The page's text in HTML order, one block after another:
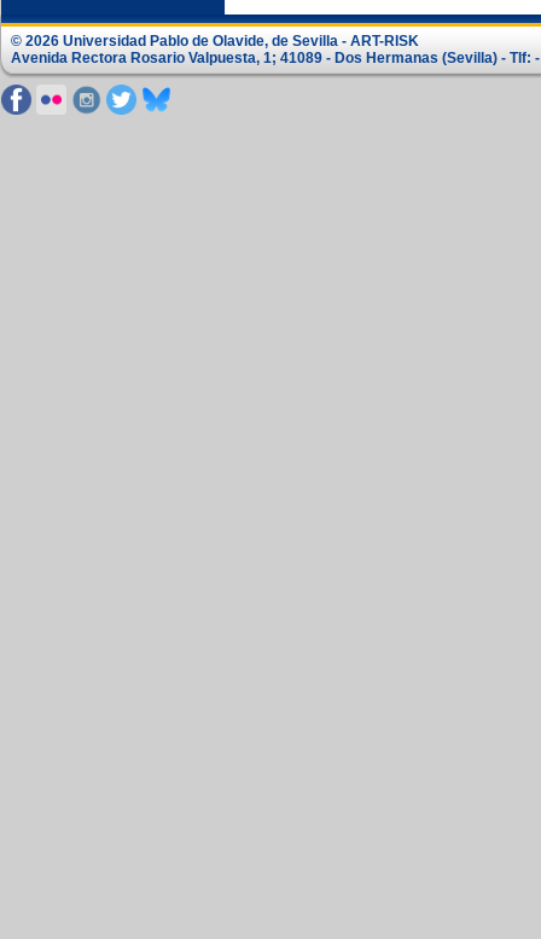
© 2026 Universidad Pablo de Olavide, de Sevilla - ART-RISK
Avenida Rectora Rosario Valpuesta, 1; 41089 - Dos Hermanas (Sevilla) - Tlf: -